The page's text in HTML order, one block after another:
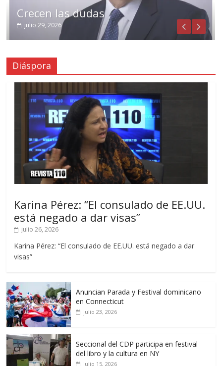
Crecen las dudas
julio 29, 2026
Diáspora
Karina Pérez: “El consulado de EE.UU.
está negado a dar visas”
julio 26, 2026
Karina Pérez: “El consulado de EE.UU. está negado a dar
visas”
Anuncian Parada y Festival dominicano
en Connecticut
julio 23, 2026
Seccional del CDP participa en festival
del libro y la cultura en NY
julio 15, 2026